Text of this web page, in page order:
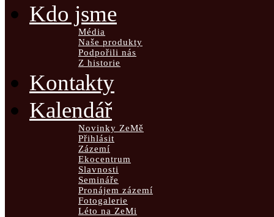
Kdo jsme
Média
Naše produkty
Podpořili nás
Z historie
Kontakty
Kalendář
Novinky ZeMě
Přihlásit
Zázemí
Ekocentrum
Slavnosti
Semináře
Pronájem zázemí
Fotogalerie
Léto na ZeMi